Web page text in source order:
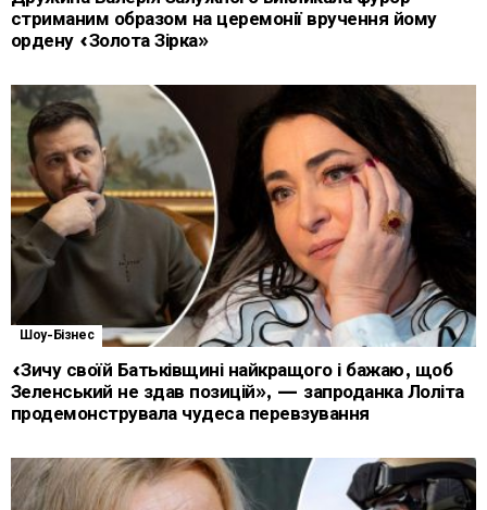
стриманим образом на церемонії вручення йому
ордену «Золота Зірка»
Шоу-Бізнес
«Зичу своїй Батьківщині найкращого і бажаю, щоб
Зеленський не здав позицій», — запроданка Лоліта
продемонструвала чудеса перевзування